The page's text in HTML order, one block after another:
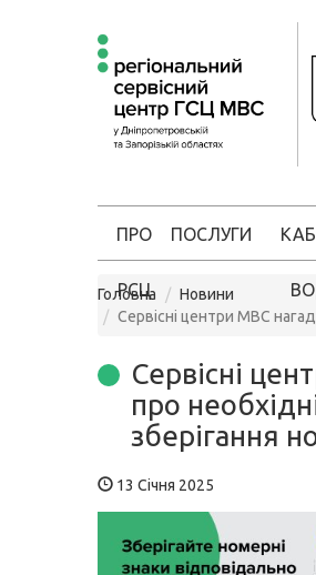
ПРО
РСЦ
ПОСЛУГИ
Головна
Новини
Сервісні центри МВС
Сервісні
про
зберігання
13 Січня 2025